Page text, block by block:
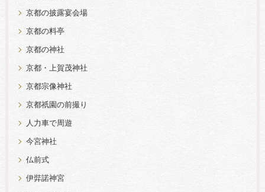
京都の披露宴会場
京都の料亭
京都の神社
京都・上賀茂神社
京都宗像神社
京都祇園の前撮り
人力車で周遊
今宮神社
仏前式
伊弉諾神宮